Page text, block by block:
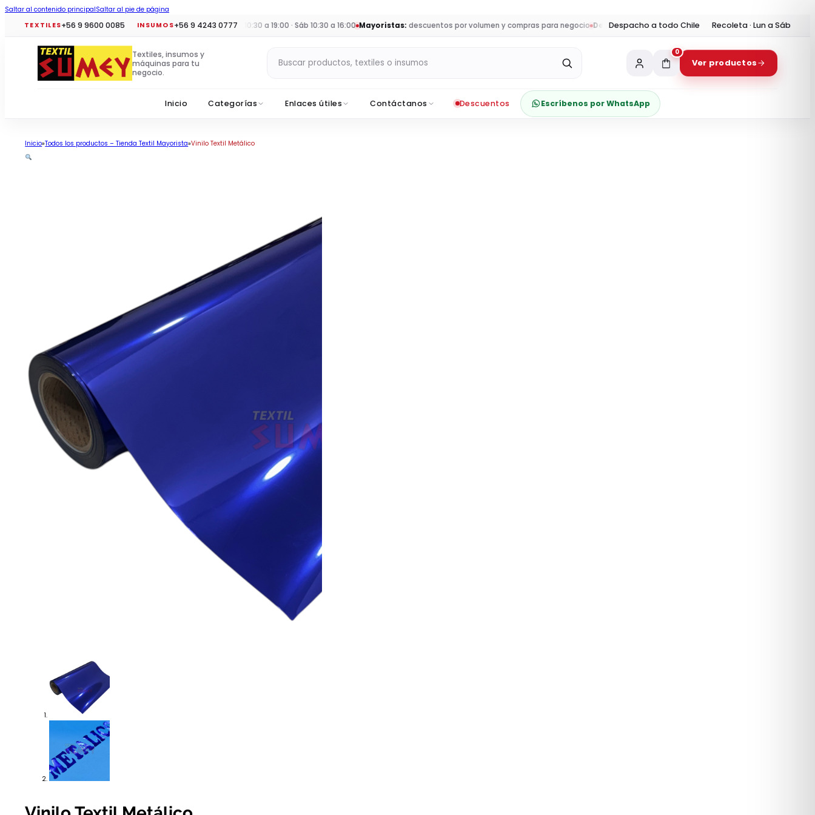
Saltar al contenido principalSaltar al pie de página
TEXTILES+56 9 9600 0085 INSUMOS+56 9 4243 0777
Horario tiendas:Lun a vie 10:30 a 19:00 · Sáb 10:30 a 16:00 Mayoristas:descuentos por volumen y compras para negocio Despacho:envíos a todo Chile y retiro en Recoleta Horario
Despacho a todo Chile Recoleta · Lun a Sáb
Textiles, insumos y
máquinas para tu
negocio.
Buscar productos en Sumey
Inicio Categorías Enlaces útiles Contáctanos Descuentos Escríbenos por WhatsApp
0
Ver productos
Inicio Todos los productos – Tienda Textil Mayorista Vinilo Textil Metálico